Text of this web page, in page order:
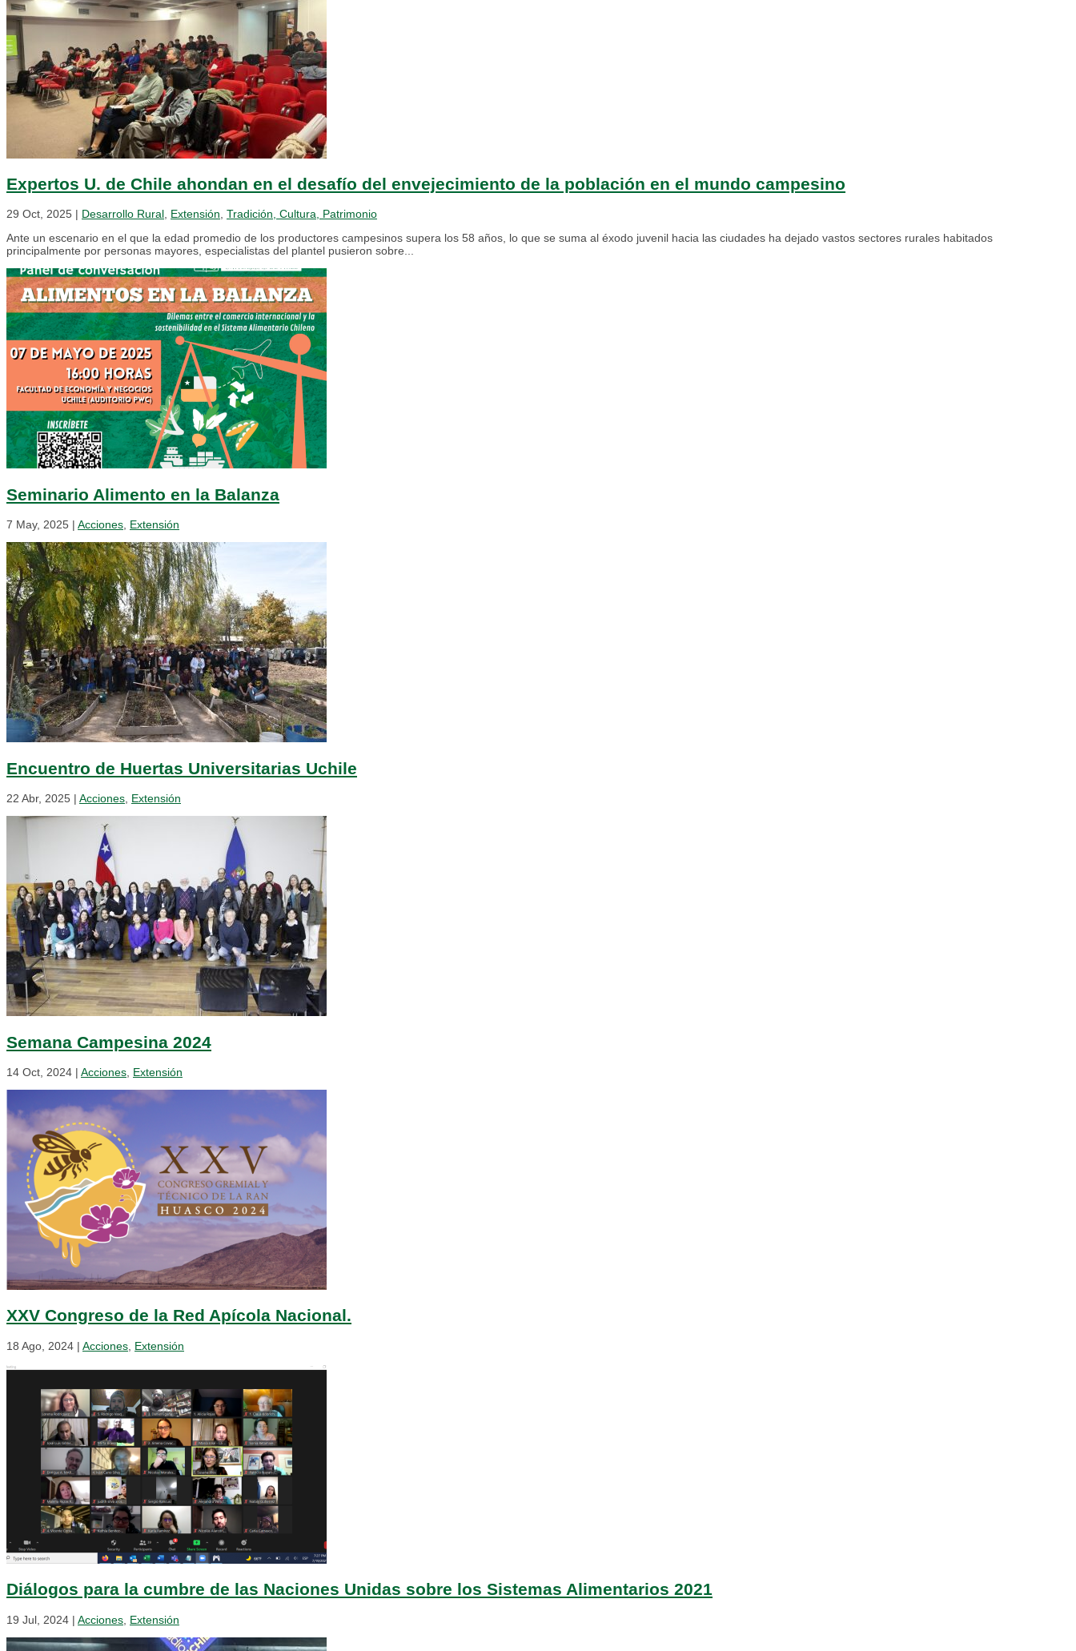
Expertos U. de Chile ahondan en el desafío del envejecimiento de la población en el mundo campesino
29 Oct, 2025 | Desarrollo Rural, Extensión, Tradición, Cultura, Patrimonio
Ante un escenario en el que la edad promedio de los productores campesinos supera los 58 años, lo que se suma al éxodo juvenil hacia las ciudades ha dejado vastos sectores rurales habitados
principalmente por personas mayores, especialistas del plantel pusieron sobre...
Seminario Alimento en la Balanza
7 May, 2025 | Acciones, Extensión
Encuentro de Huertas Universitarias Uchile
22 Abr, 2025 | Acciones Extensión
Semana Campesina 2024
14 Oct, 2024 | Acciones Extensión
XXV Congreso de la Red Apícola Nacional.
18 Ago, 2024 | Acciones Extensión
Diálogos para la cumbre de las Naciones Unidas sobre los Sistemas Alimentarios 2021
19 Jul, 2024 | Acciones Extensión